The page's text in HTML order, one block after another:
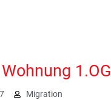
1.OG
Migration